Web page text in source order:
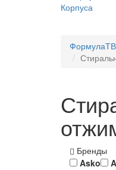
Корпуса
ФормулаТВ
Бренды
Asko